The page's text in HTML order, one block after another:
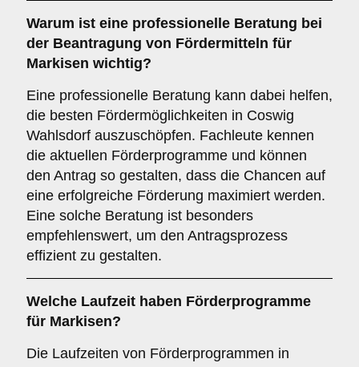
Warum ist eine professionelle Beratung bei
der Beantragung von Fördermitteln für
Markisen wichtig?
Eine professionelle Beratung kann dabei helfen,
die besten Fördermöglichkeiten in Coswig
Wahlsdorf auszuschöpfen. Fachleute kennen
die aktuellen Förderprogramme und können
den Antrag so gestalten, dass die Chancen auf
eine erfolgreiche Förderung maximiert werden.
Eine solche Beratung ist besonders
empfehlenswert, um den Antragsprozess
effizient zu gestalten.
Welche Laufzeit haben Förderprogramme
für Markisen?
Die Laufzeiten von Förderprogrammen in